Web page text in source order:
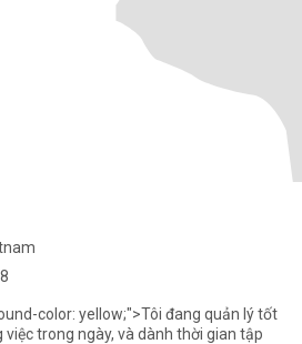
color: yellow;">Tôi đang quản lý tốt
trong ngày, và dành thời gian tập